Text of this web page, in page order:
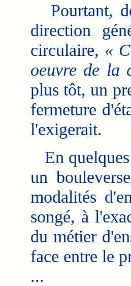
Pourtant,
direction
circulaire, «
oeuvre de la
plus tôt, un
fermeture
l'exigerait.
En
un
modalités
songé, à
du métier
face entre le
...